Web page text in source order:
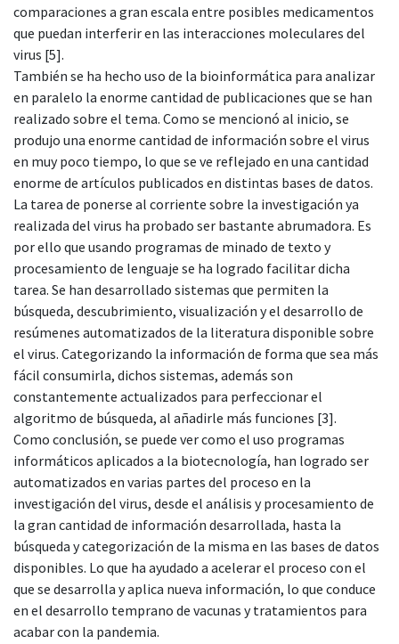
comparaciones a gran escala entre posibles medicamentos
que puedan interferir en las interacciones moleculares del
virus [5].
También se ha hecho uso de la bioinformática para analizar
en paralelo la enorme cantidad de publicaciones que se han
realizado sobre el tema. Como se mencionó al inicio, se
produjo una enorme cantidad de información sobre el virus
en muy poco tiempo, lo que se ve reflejado en una cantidad
enorme de artículos publicados en distintas bases de datos.
La tarea de ponerse al corriente sobre la investigación ya
realizada del virus ha probado ser bastante abrumadora. Es
por ello que usando programas de minado de texto y
procesamiento de lenguaje se ha logrado facilitar dicha
tarea. Se han desarrollado sistemas que permiten la
búsqueda, descubrimiento, visualización y el desarrollo de
resúmenes automatizados de la literatura disponible sobre
el virus. Categorizando la información de forma que sea más
fácil consumirla, dichos sistemas, además son
constantemente actualizados para perfeccionar el
algoritmo de búsqueda, al añadirle más funciones [3].
Como conclusión, se puede ver como el uso programas
informáticos aplicados a la biotecnología, han logrado ser
automatizados en varias partes del proceso en la
investigación del virus, desde el análisis y procesamiento de
la gran cantidad de información desarrollada, hasta la
búsqueda y categorización de la misma en las bases de datos
disponibles. Lo que ha ayudado a acelerar el proceso con el
que se desarrolla y aplica nueva información, lo que conduce
en el desarrollo temprano de vacunas y tratamientos para
acabar con la pandemia.